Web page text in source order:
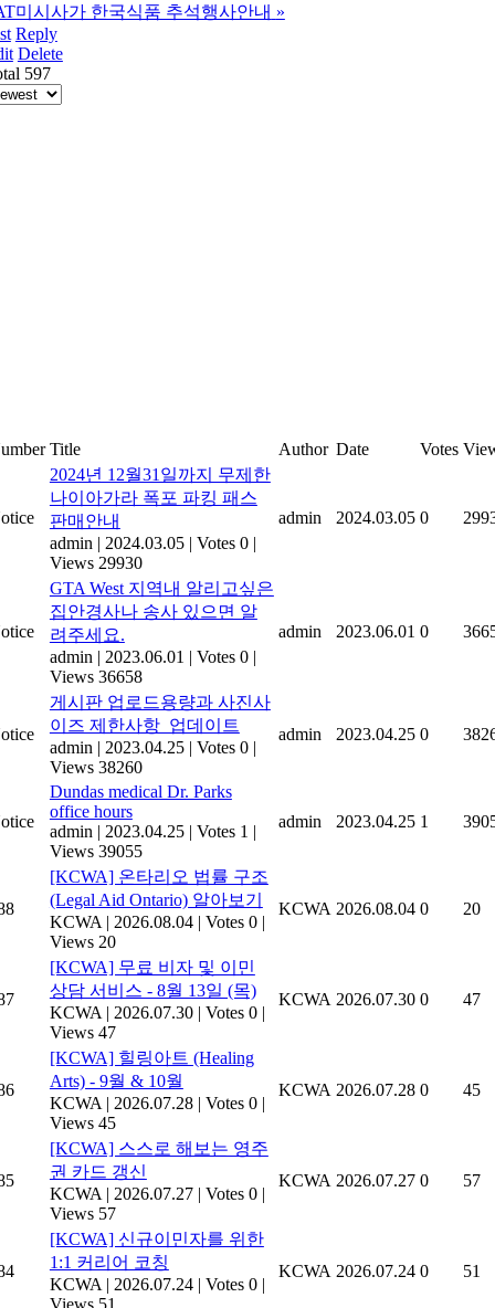
미시사가 한국식품 추석행사안내 »
Reply
Delete
597
Title Author Date Votes
2024년 12월31일까지 무제한
나이아가라 폭포 파킹 패스
판매안내
admin | 2024.03.05 | Votes 0 |
Views 29930
admin 2024.03.05 0
GTA West 지역내 알리고싶은
집안경사나 송사 있으면 알
려주세요.
admin | 2023.06.01 | Votes 0 |
Views 36658
admin 2023.06.01 0
게시판 업로드용량과 사진사
이즈 제한사항_업데이트
admin | 2023.04.25 | Votes 0 |
Views 38260
admin 2023.04.25 0
Dundas medical Dr. Parks
office hours
admin | 2023.04.25 | Votes 1 |
Views 39055
admin 2023.04.25 1
[KCWA] 온타리오 법률 구조
(Legal Aid Ontario) 알아보기
KCWA | 2026.08.04 | Votes 0 |
Views 20
KCWA 2026.08.04 0 20
[KCWA] 무료 비자 및 이민
상담 서비스 - 8월 13일 (목)
KCWA | 2026.07.30 | Votes 0 |
Views 47
KCWA 2026.07.30 0 47
[KCWA] 힐링아트 (Healing
Arts) - 9월 & 10월
KCWA | 2026.07.28 | Votes 0 |
Views 45
KCWA 2026.07.28 0 45
[KCWA] 스스로 해보는 영주
권 카드 갱신
KCWA | 2026.07.27 | Votes 0 |
Views 57
KCWA 2026.07.27 0 57
[KCWA] 신규이민자를 위한
1:1 커리어 코칭
KCWA | 2026.07.24 | Votes 0 |
Views 51
KCWA 2026.07.24 0 51